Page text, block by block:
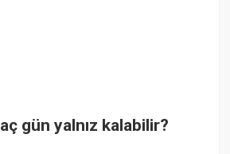
gün yalnız kalabilir?